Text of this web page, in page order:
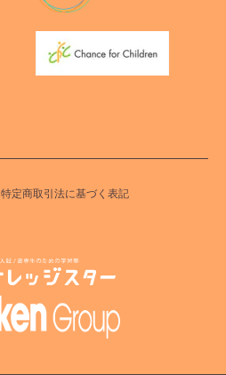
特定商取引法に基づく表記